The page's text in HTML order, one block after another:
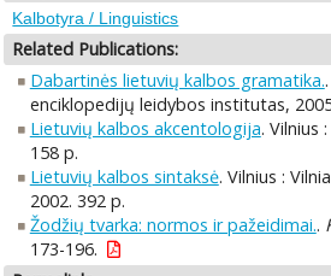
Kalbotyra / Linguistics
Related Publications:
Dabartinės lietuvių kalbos gramatika.
enciklopedijų leidybos institutas,
Lietuvių kalbos akcentologija. Vilnius
158 p.
Lietuvių kalbos sintaksė. Vilnius :
2002. 392 p.
Žodžių tvarka: normos ir pažeidimai..
173-196.